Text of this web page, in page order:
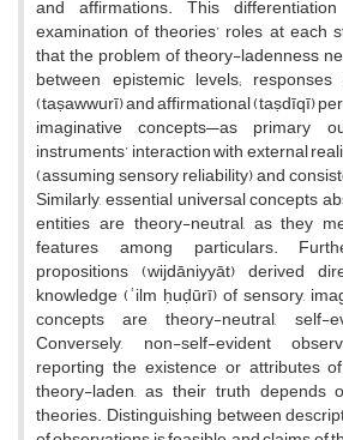
and affirmations. This
examination of theories’ roles at each
that the problem of theory-ladenness
between epistemic levels;
(taṣawwurī) and affirmational (taṣdīqī)
imaginative concepts—as primary
instruments’ interaction with external
(assuming sensory reliability) and
Similarly, essential universal concepts
entities are theory-neutral, as they
features among particulars.
propositions (wijdāniyyāt) derived
knowledge (ʿilm ḥuḍūrī) of sensory,
concepts are theory-neutral, self-
Conversely, non-self-evident
reporting the existence or attributes
theory-laden, as their truth
theories. Distinguishing between